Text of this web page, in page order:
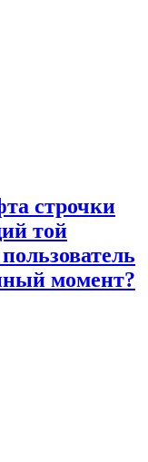
строчки
той
момент?